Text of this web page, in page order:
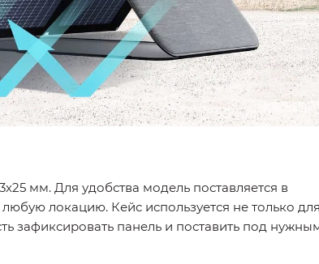
мм. Для удобства модель поставляется в
локацию. Кейс используется не только
зафиксировать панель и поставить под